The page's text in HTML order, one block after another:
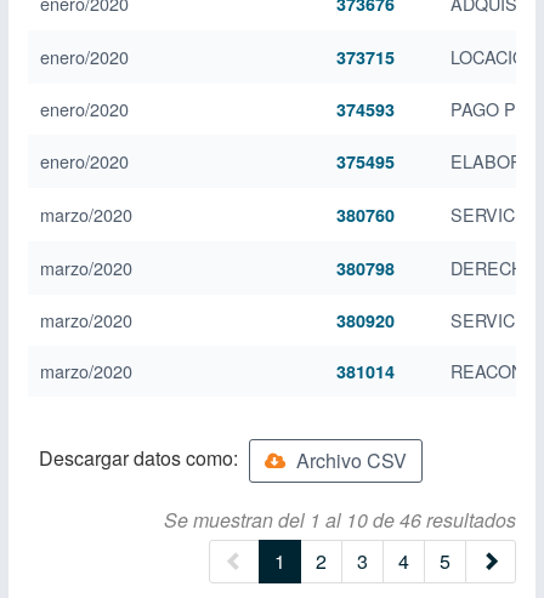
enero/2020 373715
enero/2020 374593 PAGO
enero/2020 375495
marzo/2020 380760 SERVICIO
marzo/2020 380798
marzo/2020 380920
SERVICIO
marzo/2020
381014
Descargar datos como: Archivo CSV
Se muestran del 1 al 10 de 46 resultados
1 (current)
2 3 4 5